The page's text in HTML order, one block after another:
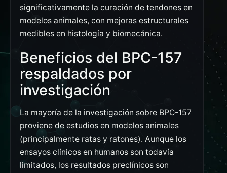
significativamente la curación de tendones en
modelos animales, con mejoras estructurales
medibles en histología y biomecánica.
Beneficios del BPC-157
respaldados por
investigación
La mayoría de la investigación sobre BPC-157
proviene de estudios en modelos animales
(principalmente ratas y ratones). Aunque los
ensayos clínicos en humanos son todavía
limitados, los resultados preclínicos son